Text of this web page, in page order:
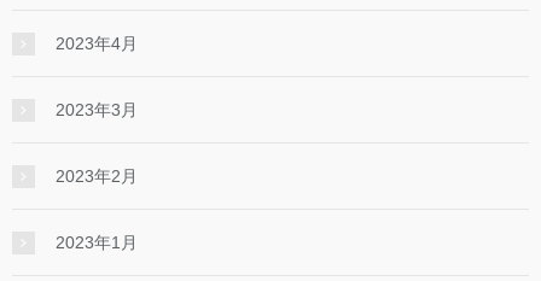
2023年4月
2023年3月
2023年2月
2023年1月